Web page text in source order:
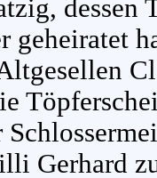
geheiratet
Gerhard